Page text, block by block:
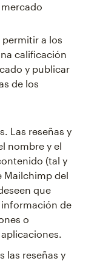
mercado
permitir a los
calificación
y publicar
de los
Las reseñas y
nombre y el
(tal y
Mailchimp del
que
de
o
las reseñas y